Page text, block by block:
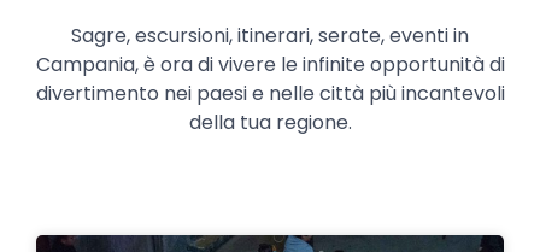
Sagre, escursioni, itinerari, serate, eventi in
Campania, è ora di vivere le infinite opportunità di
divertimento nei paesi e nelle città più incantevoli
della tua regione.